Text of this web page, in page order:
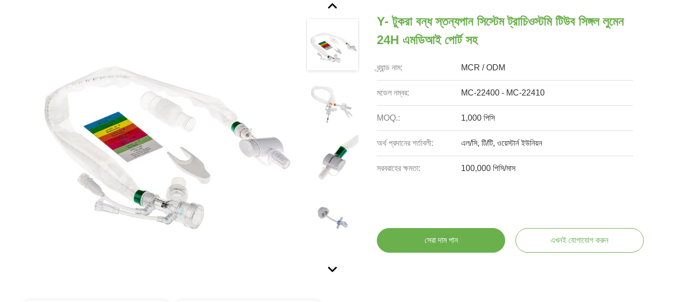
Y- টুকরা বন্ধ স্তন্যপান সিস্টেম ট্রাচিওস্টমি টিউব সিঙ্গল লুমেন
24H এমডিআই পোর্ট সহ
ব্র্যান্ড নাম: MCR / ODM
মডেল নম্বর: MC-22400 - MC-22410
MOQ.: 1,000 পিসি
অর্থ প্রদানের শর্তাবলী: এল/সি, টি/টি, ওয়েস্টার্ন ইউনিয়ন
সরবরাহের ক্ষমতা: 100,000 পিসি/মাস
সেরা দাম পান এখনই যোগাযোগ করুন